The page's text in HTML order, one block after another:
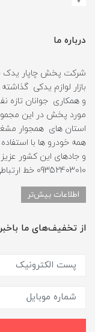
درباره ما
بازار لوازم یدکی
و همکاری جوانان تازه
مورد پخش در این
استان های همجوار
همه خودرو ها با استفاده
و جادهای این کشور
09352403010 خط ارتباطی واحد فروش می‌باشد.
اطلاعات بیش‌تر
از تخفیف‌های ما